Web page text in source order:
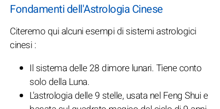
Fondamenti dell'Astrologia Cinese
Citeremo qui alcuni esempi di sistemi astrologici
cinesi :
Il sistema delle 28 dimore lunari. Tiene conto
solo della Luna.
L'astrologia delle 9 stelle, usata nel Feng Shui e